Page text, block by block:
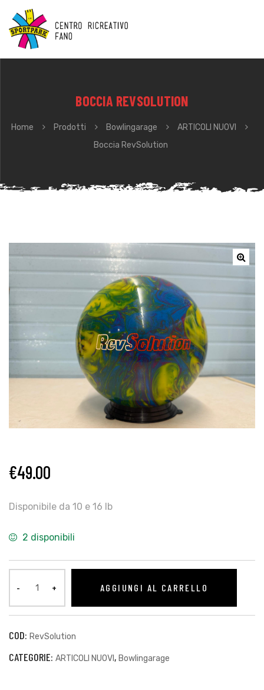
BOCCIA REVSOLUTION
Home Prodotti Bowlingarage
ARTICOLI NUOVI
Boccia RevSolution
€49.00
Disponibile da 10 e 16 lb
2 disponibili
AGGIUNGI AL CARRELLO
COD: RevSolution
CATEGORIE: ARTICOLI NUOVI , Bowlingarage